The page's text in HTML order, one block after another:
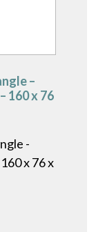
–
160 x 76
-
x 76 x